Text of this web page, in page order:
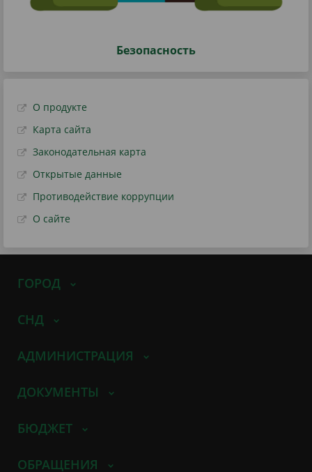
Безопасность
О продукте
Карта сайта
Законодательная карта
Открытые данные
Противодействие коррупции
О сайте
ГОРОД
СНД
АДМИНИСТРАЦИЯ
ДОКУМЕНТЫ
БЮДЖЕТ
ОБРАЩЕНИЯ